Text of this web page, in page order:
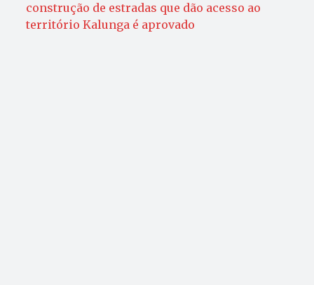
construção de estradas que dão acesso ao
território Kalunga é aprovado